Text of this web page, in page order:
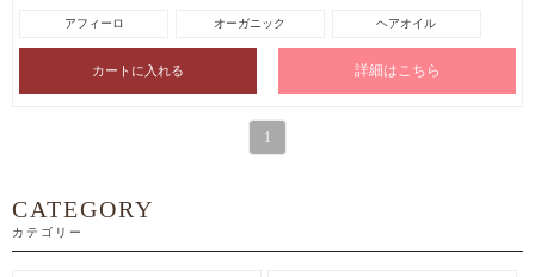
アフィーロ オーガニック ヘアオイル
詳細はこちら
1
CATEGORY
カテゴリー